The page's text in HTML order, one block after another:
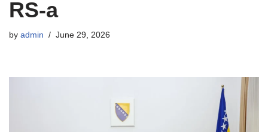
RS-a
by admin June 29, 2026